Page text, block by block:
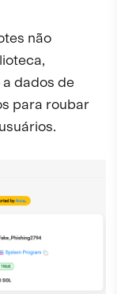
não
dados de
para roubar